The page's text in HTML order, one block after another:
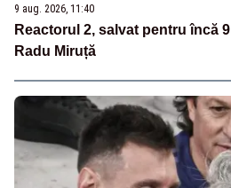
9 aug. 2026, 11:40
Reactorul 2, salvat pentru încă
Radu Miruță